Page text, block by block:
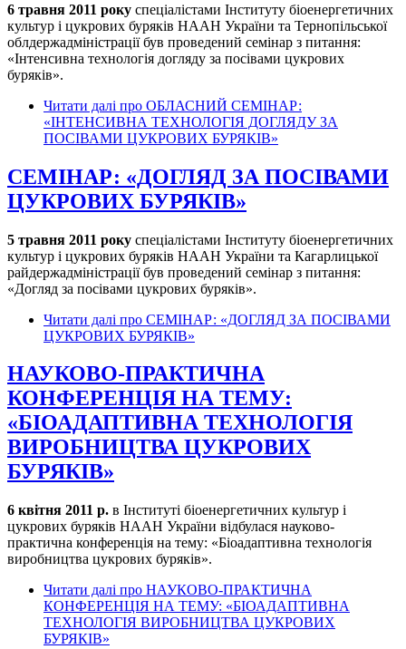
6 травня 2011 року спеціалістами Інституту біоенергетичних
культур і цукрових буряків НААН України та Тернопільської
облдержадміністрації був проведений семінар з питання:
«Інтенсивна технологія догляду за посівами цукрових
буряків».
Читати далі про ОБЛАСНИЙ СЕМІНАР:
«ІНТЕНСИВНА ТЕХНОЛОГІЯ ДОГЛЯДУ ЗА
ПОСІВАМИ ЦУКРОВИХ БУРЯКІВ»
СЕМІНАР: «ДОГЛЯД ЗА ПОСІВАМИ
ЦУКРОВИХ БУРЯКІВ»
5 травня 2011 року спеціалістами Інституту біоенергетичних
культур і цукрових буряків НААН України та Кагарлицької
райдержадміністрації був проведений семінар з питання:
«Догляд за посівами цукрових буряків».
Читати далі про СЕМІНАР: «ДОГЛЯД ЗА ПОСІВАМИ
ЦУКРОВИХ БУРЯКІВ»
НАУКОВО-ПРАКТИЧНА
КОНФЕРЕНЦІЯ НА ТЕМУ:
«БІОАДАПТИВНА ТЕХНОЛОГІЯ
ВИРОБНИЦТВА ЦУКРОВИХ
БУРЯКІВ»
6 квітня 2011 р. в Інституті біоенергетичних культур і
цукрових буряків НААН України відбулася науково-
практична конференція на тему: «Біоадаптивна технологія
виробництва цукрових буряків».
Читати далі про НАУКОВО-ПРАКТИЧНА
КОНФЕРЕНЦІЯ НА ТЕМУ: «БІОАДАПТИВНА
ТЕХНОЛОГІЯ ВИРОБНИЦТВА ЦУКРОВИХ
БУРЯКІВ»